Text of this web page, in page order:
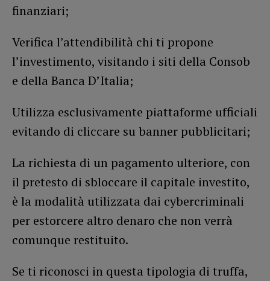
finanziari;
Verifica l’attendibilità chi ti propone
l’investimento, visitando i siti della Consob
e della Banca D’Italia;
Utilizza esclusivamente piattaforme ufficiali
evitando di cliccare su banner pubblicitari;
La richiesta di un pagamento ulteriore, con
il pretesto di sbloccare il capitale investito,
è la modalità utilizzata dai cybercriminali
per estorcere altro denaro che non verrà
comunque restituito.
Se ti riconosci in questa tipologia di truffa,